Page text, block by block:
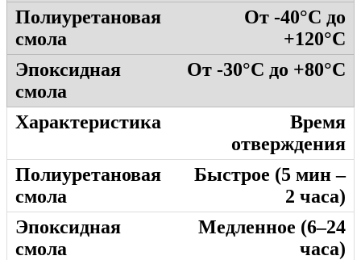
От -40°C до
+120°C
От -30°C до +80°C
Время
отверждения
Быстрое (5 мин –
2 часа)
Медленное (6–24
часа)